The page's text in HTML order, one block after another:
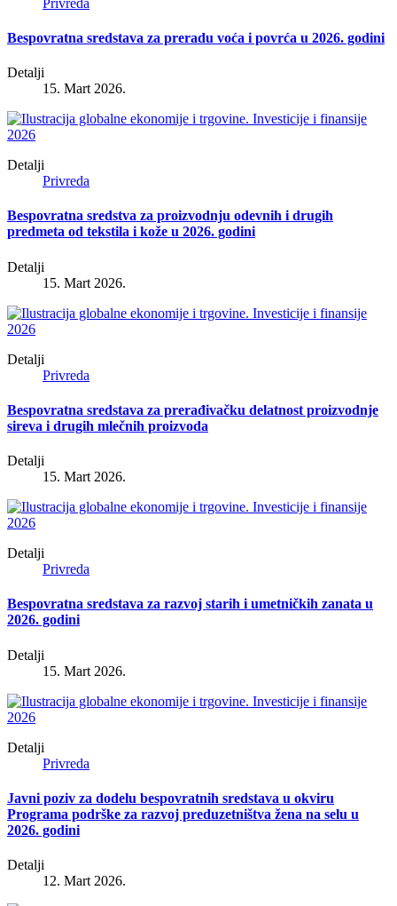
Bespovratna sredstava za preradu voća i povrća u 2026. godini
Detalji
15. Mart 2026.
Detalji
Privreda
Bespovratna sredstva za proizvodnju odevnih i drugih
predmeta od tekstila i kože u 2026. godini
Detalji
15. Mart 2026.
Detalji
Privreda
Bespovratna sredstava za prerađivačku delatnost proizvodnje
sireva i drugih mlečnih proizvoda
Detalji
15. Mart 2026.
Detalji
Privreda
Bespovratna sredstava za razvoj starih i umetničkih zanata u
2026. godini
Detalji
15. Mart 2026.
Detalji
Privreda
Javni poziv za dodelu bespovratnih sredstava u okviru
Programa podrške za razvoj preduzetništva žena na selu u
2026. godini
Detalji
12. Mart 2026.